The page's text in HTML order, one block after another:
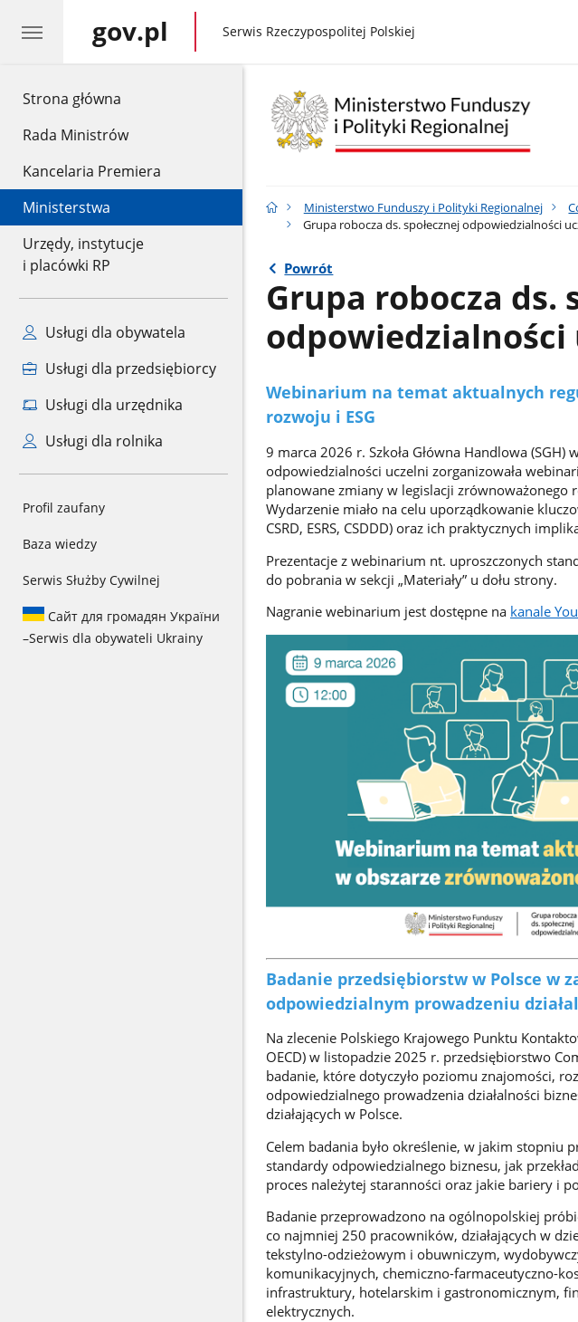
Strona główna
Rada Ministrów
Kancelaria Premiera
Ministerstwa
Urzędy, instytucje
i placówki RP
Usługi dla obywatela
Usługi dla przedsiębiorcy
Usługi dla urzędnika
Usługi dla rolnika
Profil zaufany
Baza wiedzy
Serwis Służby Cywilnej
Сайт для громадян України
–Serwis dla obywateli Ukrainy
gov.pl gov.pl
Serwis Rzeczypospolitej Polskiej
Ministerstwo Funduszy i Polityki Regionalnej
Grupa robocza ds. społecznej odpowiedzialności
Powrót
Grupa robocza ds.
odpowiedzialności
Webinarium na temat aktualnych
rozwoju i ESG
9 marca 2026 r. Szkoła Główna Handlowa
odpowiedzialności uczelni zorganizowała
planowane zmiany w legislacji zrównoważonego
Wydarzenie miało na celu uporządkowanie
CSRD, ESRS, CSDDD) oraz ich praktycznych
Prezentacje z webinarium nt. uproszczonych
do pobrania w sekcji „Materiały” u dołu strony.
Nagranie webinarium jest dostępne na kanale
Badanie przedsiębiorstw w Polsce w
odpowiedzialnym prowadzeniu
Na zlecenie Polskiego Krajowego Punktu
OECD) w listopadzie 2025 r. przedsiębiorstwo
badanie, które dotyczyło poziomu znajomości,
odpowiedzialnego prowadzenia działalności
działających w Polsce.
Celem badania było określenie, w jakim stopniu
standardy odpowiedzialnego biznesu, jak
proces należytej staranności oraz jakie bariery i
Badanie przeprowadzono na ogólnopolskiej
co najmniej 250 pracowników, działających w
tekstylno-odzieżowym i obuwniczym,
komunikacyjnych, chemiczno-farmaceutyczno-
infrastruktury, hotelarskim i gastronomicznym,
elektrycznych.